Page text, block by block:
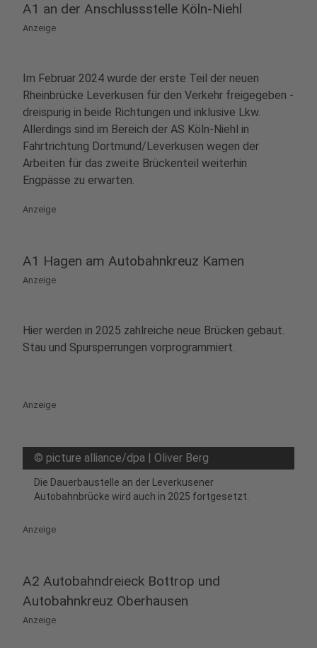
A1 an der Anschlussstelle Köln-Niehl
Anzeige
Im Februar 2024 wurde der erste Teil der neuen
Rheinbrücke Leverkusen für den Verkehr freigegeben -
dreispurig in beide Richtungen und inklusive Lkw.
Allerdings sind im Bereich der AS Köln-Niehl in
Fahrtrichtung Dortmund/Leverkusen wegen der
Arbeiten für das zweite Brückenteil weiterhin
Engpässe zu erwarten.
Anzeige
A1 Hagen am Autobahnkreuz Kamen
Anzeige
Hier werden in 2025 zahlreiche neue Brücken gebaut.
Stau und Spursperrungen vorprogrammiert.
Anzeige
© picture alliance/dpa | Oliver Berg
Die Dauerbaustelle an der Leverkusener
Autobahnbrücke wird auch in 2025 fortgesetzt.
Anzeige
A2 Autobahndreieck Bottrop und
Autobahnkreuz Oberhausen
Anzeige